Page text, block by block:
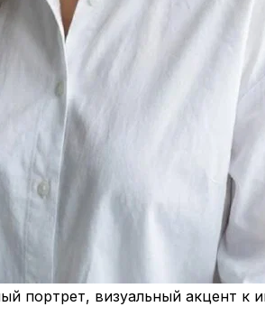
портрет, визуальный акцент к